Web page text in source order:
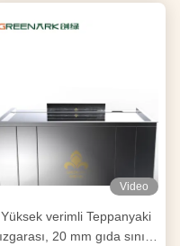
Video
Yüksek verimli Teppanyaki
ızgarası, 20 mm gıda sınıfı